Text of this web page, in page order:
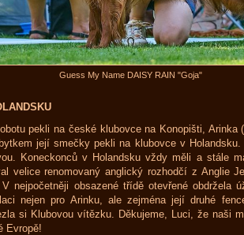
Guess My Name DAISY RAIN "Goja"
pekli na české klubovce na Konopišti, Arinka
její smečky pekli na klubovce v
Koneckonců v Holandsku vždy měli a stále
velice renomovaný anglický rozhodčí z Anglie
nejpočetněji obsazené třídě otevřené obdržela
nejen pro Arinku, ale zejména její druhé
si Klubovou vítězku. Děkujeme, Luci, že naši
Evropě!